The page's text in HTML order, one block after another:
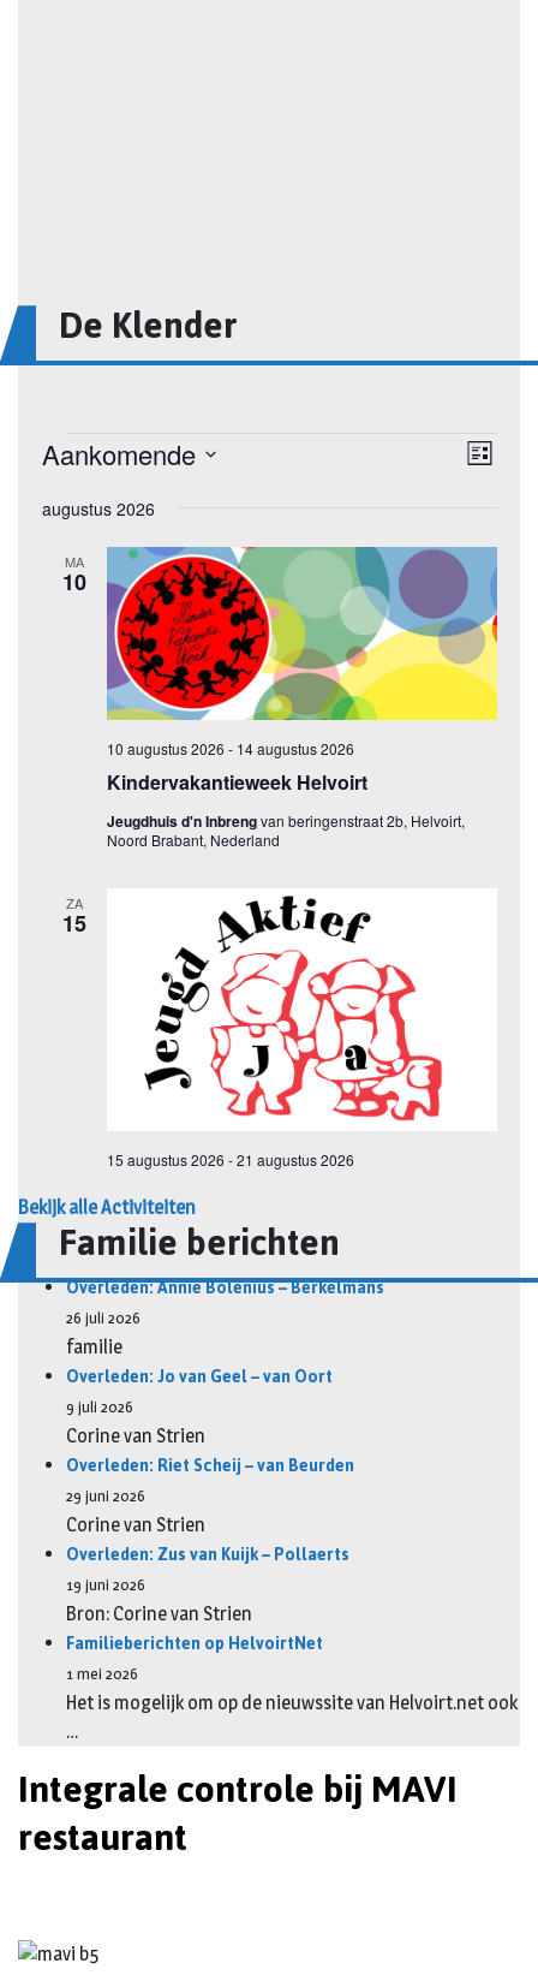
De Klender
Bekijk alle Activiteiten
Familie berichten
Overleden: Annie Bolenius – Berkelmans
26 juli 2026
familie
Overleden: Jo van Geel – van Oort
9 juli 2026
Corine van Strien
Overleden: Riet Scheij – van Beurden
29 juni 2026
Corine van Strien
Overleden: Zus van Kuijk – Pollaerts
19 juni 2026
Bron: Corine van Strien
Familieberichten op HelvoirtNet
1 mei 2026
Het is mogelijk om op de nieuwssite van Helvoirt.net ook
…
Integrale controle bij MAVI
restaurant